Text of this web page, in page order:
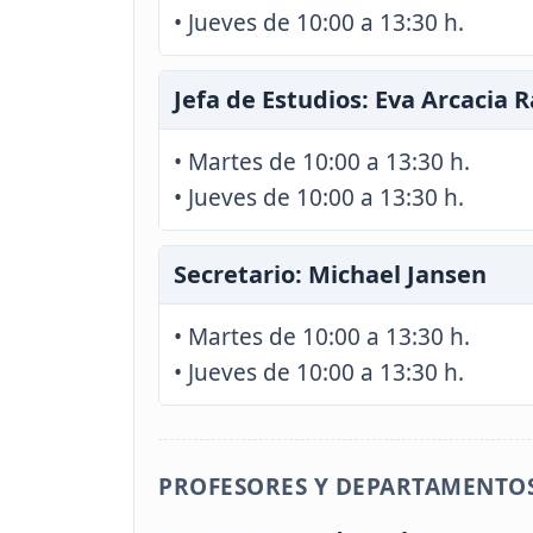
• Jueves de 10:00 a 13:30 h.
Jefa de Estudios: Eva Arcacia
• Martes de 10:00 a 13:30 h.
• Jueves de 10:00 a 13:30 h.
Secretario: Michael Jansen
• Martes de 10:00 a 13:30 h.
• Jueves de 10:00 a 13:30 h.
PROFESORES Y